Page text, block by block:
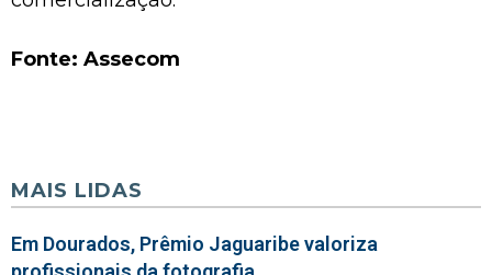
Fonte: Assecom
MAIS LIDAS
Em Dourados, Prêmio Jaguaribe valoriza